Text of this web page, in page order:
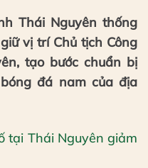
Thái Nguyên thống
vị trí Chủ tịch Công
tạo bước chuẩn bị
đá nam của địa
tại Thái Nguyên giảm